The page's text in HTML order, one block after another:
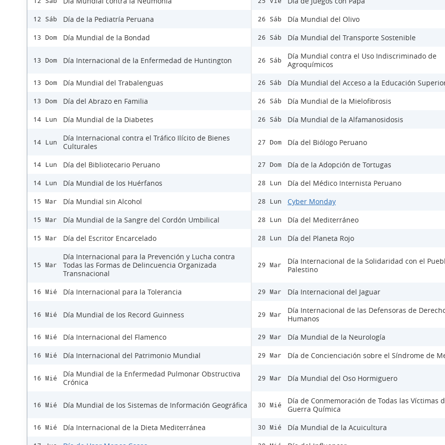
12 Sáb Día de la Pediatría Peruana
13 Dom Día Mundial de la Bondad
13 Dom Día Internacional de la Enfermedad de Huntington
13 Dom Día Mundial del Trabalenguas
13 Dom Día del Abrazo en Familia
14 Lun Día Mundial de la Diabetes
14 Lun
Día Internacional contra el Tráfico Ilícito de Bienes
Culturales
14 Lun Día del Bibliotecario Peruano
14 Lun Día Mundial de los Huérfanos
15 Mar Día Mundial sin Alcohol
15 Mar Día Mundial de la Sangre del Cordón Umbilical
15 Mar Día del Escritor Encarcelado
15 Mar
Día Internacional para la Prevención y Lucha contra
Todas las Formas de Delincuencia Organizada
Transnacional
16 Mié Día Internacional para la Tolerancia
16 Mié Día Mundial de los Record Guinness
16 Mié Día Internacional del Flamenco
16 Mié Día Internacional del Patrimonio Mundial
16 Mié
Día Mundial de la Enfermedad Pulmonar Obstructiva
Crónica
16 Mié Día Mundial de los Sistemas de Información Geográfica
16 Mié Día Internacional de la Dieta Mediterránea
26 Sáb Día Mundial del Olivo
26 Sáb Día Mundial del Transporte Sostenible
26 Sáb
Día Mundial contra el Uso Indiscriminado de
Agroquímicos
26 Sáb Día Mundial del Acceso a la Educación
26 Sáb Día Mundial de la Mielofibrosis
26 Sáb Día Mundial de la Alfamanosidosis
27 Dom Día del Biólogo Peruano
27 Dom Día de la Adopción de Tortugas
28 Lun Día del Médico Internista Peruano
28 Lun Cyber Monday
28 Lun Día del Mediterráneo
28 Lun Día del Planeta Rojo
29 Mar
Día Internacional de la Solidaridad con el
Palestino
29 Mar Día Internacional del Jaguar
29 Mar
Día Internacional de las Defensoras de
Humanos
29 Mar Día Mundial de la Neurología
29 Mar Día de Concienciación sobre el Síndrome de
29 Mar Día Mundial del Oso Hormiguero
30 Mié
Día de Conmemoración de Todas las Víctimas
Guerra Química
30 Mié Día Mundial de la Acuicultura